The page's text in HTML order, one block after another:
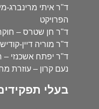
ד"ר איתי מרינברג-
הפרויקט
ד"ר חן שטרס –
ד"ר מוריה דיין-
ד"ר יפתח אשכנזי
נעם קרון – עוזרת
בעלי